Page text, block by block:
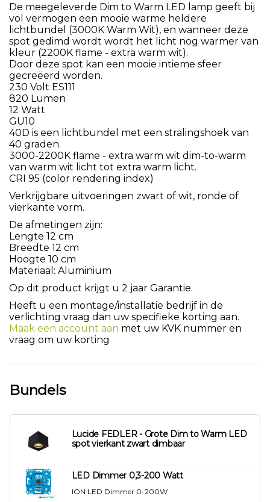
De meegeleverde Dim to Warm LED lamp geeft bij
vol vermogen een mooie warme heldere
lichtbundel (3000K Warm Wit), en wanneer deze
spot gedimd wordt wordt het licht nog warmer van
kleur (2200K flame - extra warm wit).
Door deze spot kan een mooie intieme sfeer
gecreëerd worden.
230 Volt ES111
820 Lumen
12 Watt
GU10
40D is een lichtbundel met een stralingshoek van
40 graden.
3000-2200K flame - extra warm wit dim-to-warm
van warm wit licht tot extra warm licht.
CRI 95 (color rendering index)
Verkrijgbare uitvoeringen zwart of wit, ronde of
vierkante vorm.
De afmetingen zijn:
Lengte 12 cm
Breedte 12 cm
Hoogte 10 cm
Materiaal: Aluminium
Op dit product krijgt u 2 jaar Garantie.
Heeft u een montage/installatie bedrijf in de
verlichting vraag dan uw specifieke korting aan.
Maak een account aan met uw KVK nummer en
vraag om uw korting
Bundels
Lucide FEDLER - Grote Dim to Warm LED
spot vierkant zwart dimbaar
LED Dimmer 0,3-200 Watt
ION LED Dimmer 0-200W